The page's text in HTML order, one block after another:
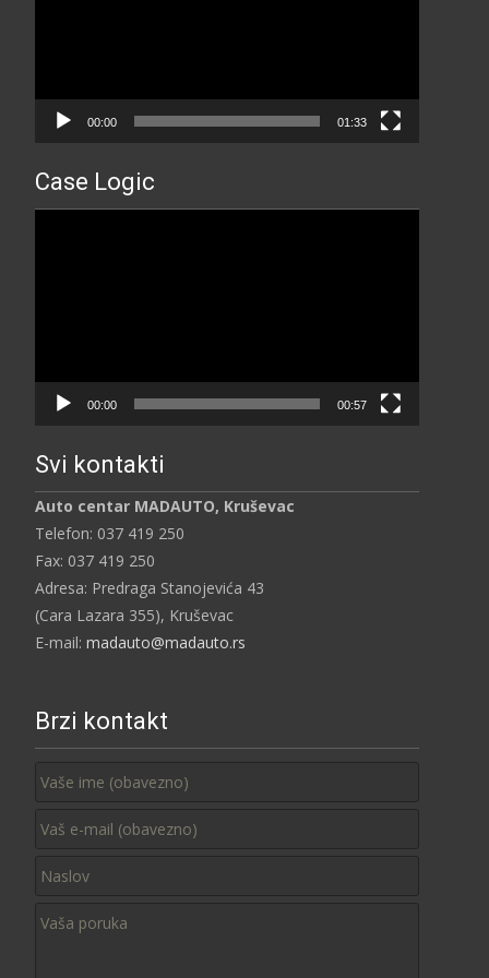
00:00 01:33
Case Logic
00:00 00:57
Svi kontakti
Auto centar MADAUTO, Kruševac
Telefon: 037 419 250
Fax: 037 419 250
Adresa: Predraga Stanojevića 43
(Cara Lazara 355), Kruševac
E-mail: madauto@madauto.rs
Brzi kontakt